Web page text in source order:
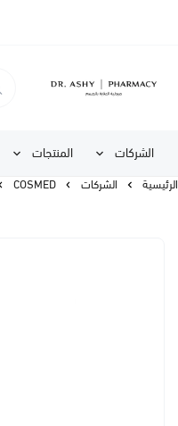
الشركات المنتجات
الرئيسية الشركات COSMED